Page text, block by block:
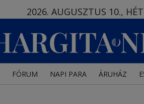
2026. AUGUSZTUS 10.,
FÓRUM NAPI PARA ÁRUHÁZ